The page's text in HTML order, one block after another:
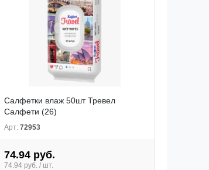
Салфетки влаж 50шт Тревел
Салфети (26)
Арт: 72953
74.94 руб.
74.94 руб. / шт.